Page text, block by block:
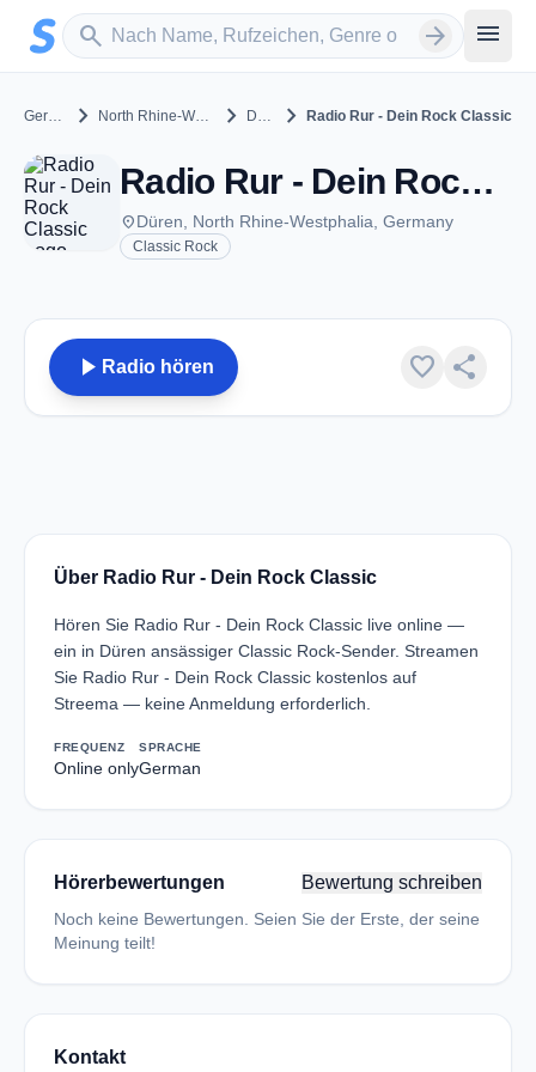
Zum Hauptinhalt springen
search
Sender suchen arrow_forward menu
Germany chevron_right North Rhine-Westphalia chevron_right Düren chevron_right Radio Rur - Dein Rock Classic
Radio Rur - Dein Rock Classic - Düren
placeDüren, North Rhine-Westphalia, Germany
Classic Rock
play_arrow Radio hören favorite share
Über Radio Rur - Dein Rock Classic
Hören Sie Radio Rur - Dein Rock Classic live online —
ein in Düren ansässiger Classic Rock-Sender. Streamen
Sie Radio Rur - Dein Rock Classic kostenlos auf
Streema — keine Anmeldung erforderlich.
FREQUENZ
Online only
SPRACHE
German
Hörerbewertungen Bewertung schreiben
Noch keine Bewertungen. Seien Sie der Erste, der seine
Meinung teilt!
Kontakt